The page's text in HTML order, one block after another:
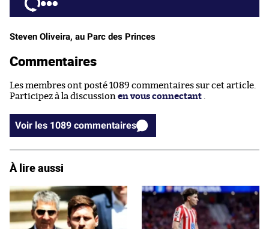
Steven Oliveira, au Parc des Princes
Commentaires
Les membres ont posté 1089 commentaires sur cet article.
Participez à la discussion en vous connectant
Voir les 1089 commentaires
À lire aussi